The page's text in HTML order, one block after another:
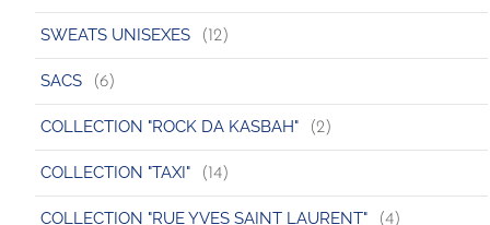
SWEATS UNISEXES (12)
SACS (6)
COLLECTION "ROCK DA KASBAH" (2)
COLLECTION "TAXI" (14)
COLLECTION "RUE YVES SAINT LAURENT" (4)